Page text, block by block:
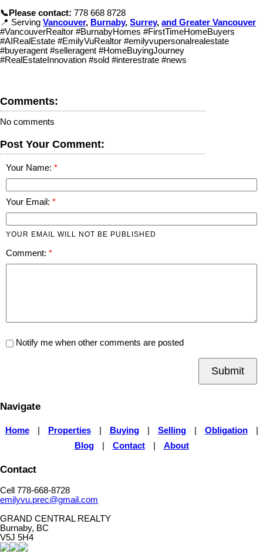
📞Please contact: 778 668 8728
📍 Serving Vancouver, Burnaby, Surrey, and Greater Vancouver
#VancouverRealtor #BurnabyHomes #FirstTimeHomeBuyers
#AIRealEstate #EmilyVuRealtor #emilyvupersonalrealestate
#buyeragent #selleragent #HomeBuyingJourney
#RealEstateInnovation #sold #interestrate #news
Comments:
No comments
Post Your Comment:
Your Name:
Your Email:
YOUR EMAIL WILL NOT BE PUBLISHED
Comment:
Notify me when other comments are posted
Submit
Navigate
Home Properties Buying Selling Obligation
Blog
Contact About
Contact
Cell 778-668-8728
emilyvu.prec@gmail.com
GRAND CENTRAL REALTY
Burnaby, BC
V5J 5H4